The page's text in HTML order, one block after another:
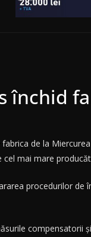
închid
de la
mai mare
procedurilor